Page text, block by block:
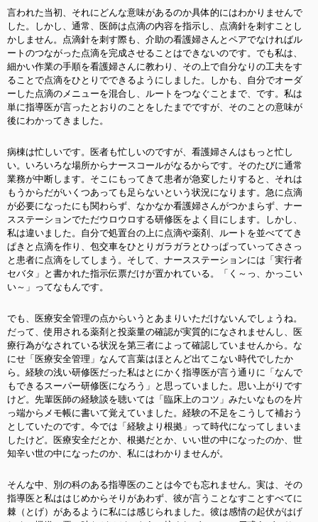
言われた当初、それにどんな意味があるのか具体的にはわかりませんで
した。しかし、通常、医師は点滴の内容を指示し、点滴針を刺すことし
かしません。点滴針を刺す際も、介助の看護婦さんとペアでなければル
ートのつながった点滴を完成させることはできないのです。でも私は、
細かい作業の手順を看護婦さんに教わり、その上で自分なりの工夫をす
ることで点滴をひとりでできるようにしました。しかも、自分でオーダ
ーした点滴のメニューを混合し、ルートをつなぐことまで、です。私は
単に指導医が言ったとおりのことをしたまでですが、そのことの意味が
後にわかってきました。
病棟は忙しいです。医者も忙しいのですが、看護婦さんはもっと忙し
い。いろいろな場所からナースコールがなるからです。そのたびに通常
業務が中断します。そこにもってきて患者が急変したりすると、それは
もうからだがいくつあっても足らないという状況になります。急に点滴
が必要になったにも関わらず、なかなか看護婦さんがつかまらず、ナー
スステーションでただウロウロする研修医をよく目にします。しかし、
私は違いました。自分で処置台の上に点滴や薬剤、ルートを並べててき
ぱきと点滴を作り、包交車をひとりガラガラとひっぱっていってささっ
と患者に点滴をしてしまう。そして、ナースステーションには「実行者
セバタ」と書かれた指示伝票だけが置かれている。「く～っ、かっこい
い～」ってなもんです。
でも、医療安全管理の点からいうとあまりいただけないんでしょうね。
だって、使用される薬剤と投薬量の確認が実質的になされませんし、医
療行為がなされている状況を第三者によって確認していませんから。な
にせ「医療安全管理」なんて言葉はほとんど出てこない時代でしたか
ら。経験の浅い研修医だった私はとにかく指導医が言う通りに「なんで
もできるスーパー研修医になろう」と思っていました。思い上がりです
けど。先輩医師の経験談を聴いては「臨床上のコツ」みたいなものを片
っ端からメモ帳に書いて覚えていました。経験の不足をこうして補おう
としていたのです。今では「経験より根拠」って時代になってしまいま
したけど。医療安全だとか、根拠だとか、いい世の中になったのか、世
知辛い世の中になったのか、私にはわかりませんが。
そんな中、別の科のある指導医のことは今でも忘れません。実は、その
指導医と私ははじめからそりがあわず、彼が言うことなすことすべてに
棘（とげ）があるように私には感じられました。彼は感情の起伏がはげ